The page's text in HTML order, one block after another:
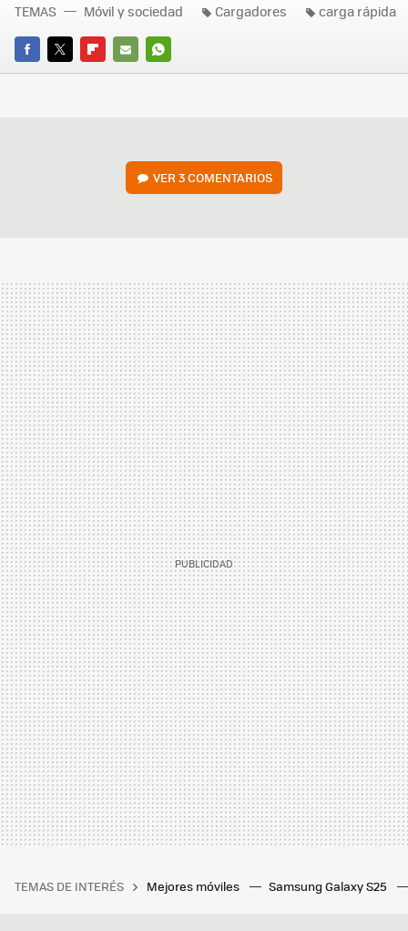
FACEBOOK
TWITTERFLIPBOARD
E-
WHATSAPP
TEMAS Móvil y sociedad Cargadores carga rápida
VER3 COMENTARIOS
TEMAS DE INTERÉS Mejores móviles Samsung Galaxy S25